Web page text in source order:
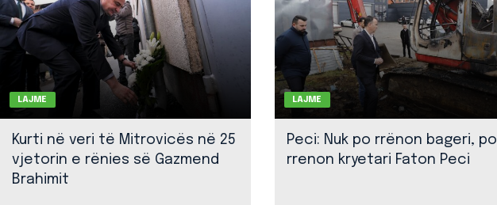
LAJME
Kurti në veri të Mitrovicës në 25
vjetorin e rënies së Gazmend
Brahimit
LAJME
Peci: Nuk po rrënon bageri, po
rrenon kryetari Faton Peci